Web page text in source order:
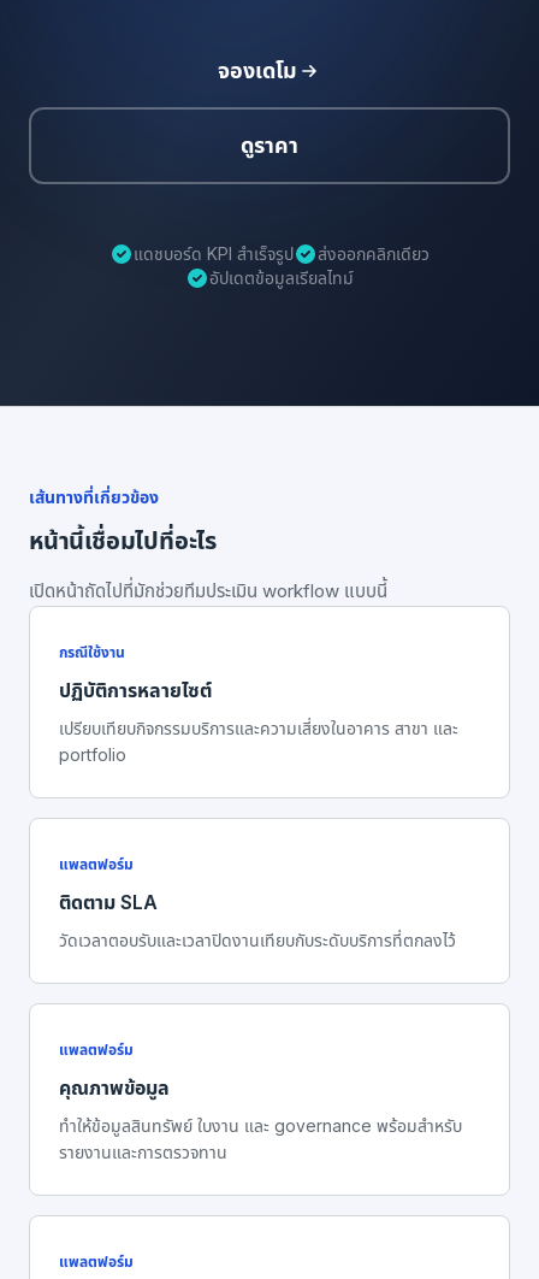
จองเดโม
ดูราคา
แดชบอร์ด KPI สำเร็จรูป
ส่งออกคลิกเดียว
อัปเดตข้อมูลเรียลไทม์
เส้นทางที่เกี่ยวข้อง
หน้านี้เชื่อมไปที่อะไร
เปิดหน้าถัดไปที่มักช่วยทีมประเมิน workflow แบบนี้
กรณีใช้งาน
ปฏิบัติการหลายไซต์
เปรียบเทียบกิจกรรมบริการและความเสี่ยงในอาคาร สาขา และ
portfolio
แพลตฟอร์ม
ติดตาม SLA
วัดเวลาตอบรับและเวลาปิดงานเทียบกับระดับบริการที่ตกลงไว้
แพลตฟอร์ม
คุณภาพข้อมูล
ทำให้ข้อมูลสินทรัพย์ ใบงาน และ governance พร้อมสำหรับ
รายงานและการตรวจทาน
แพลตฟอร์ม